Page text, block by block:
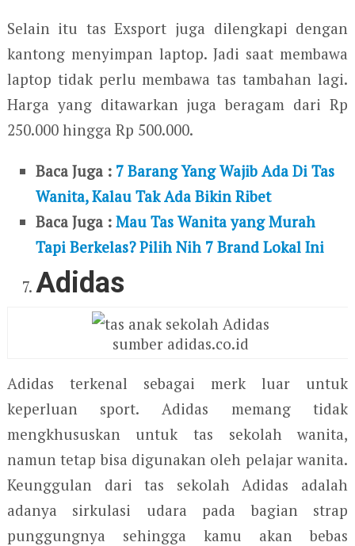
Selain itu tas Exsport juga dilengkapi dengan
kantong menyimpan laptop. Jadi saat membawa
laptop tidak perlu membawa tas tambahan lagi.
Harga yang ditawarkan juga beragam dari Rp
250.000 hingga Rp 500.000.
Baca Juga : 7 Barang Yang Wajib Ada Di Tas
Wanita, Kalau Tak Ada Bikin Ribet
Baca Juga :Mau Tas Wanita yang Murah
Tapi Berkelas? Pilih Nih 7 Brand Lokal Ini
Adidas
sumber adidas.co.id
Adidas terkenal sebagai merk luar untuk
keperluan sport. Adidas memang tidak
mengkhususkan untuk tas sekolah wanita,
namun tetap bisa digunakan oleh pelajar wanita.
Keunggulan dari tas sekolah Adidas adalah
adanya sirkulasi udara pada bagian strap
punggungnya sehingga kamu akan bebas